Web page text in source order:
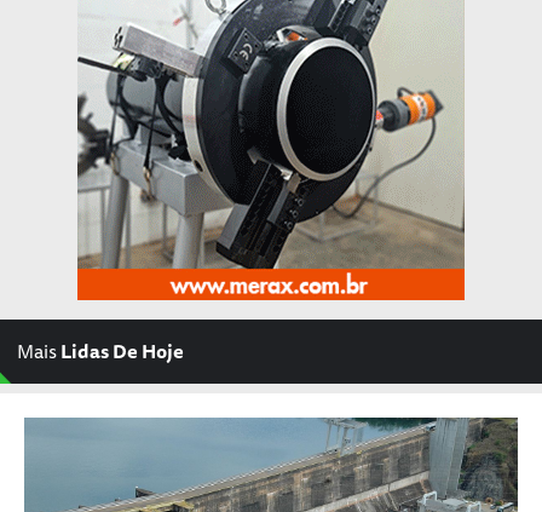
MaisLidas De Hoje